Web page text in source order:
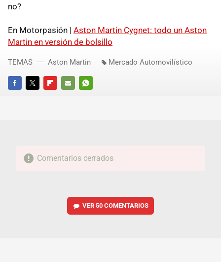
no?
En Motorpasión | Aston Martin Cygnet: todo un Aston
Martin en versión de bolsillo
FACEBOOKTWITTERFLIPBOARD
E-
WHATSAPP
TEMAS Aston Martin Mercado Automovilístico
Comentarios cerrados
VER 50 COMENTARIOS